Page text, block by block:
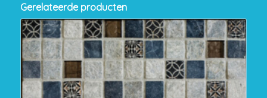
Gerelateerde producten